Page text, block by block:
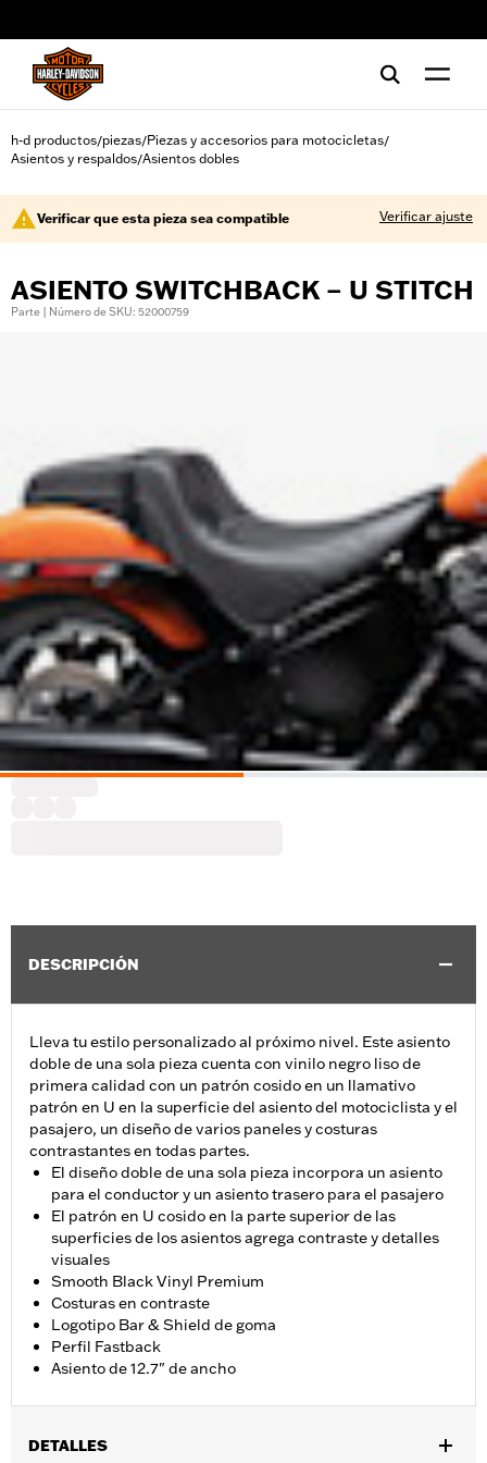
h-d productos/piezas/Piezas y accesorios para motocicletas/
Asientos y respaldos/Asientos dobles
Verificar que esta pieza sea compatible Verificar ajuste
ASIENTO SWITCHBACK – U STITCH
Parte | Número de SKU: 52000759
DESCRIPCIÓN
Lleva tu estilo personalizado al próximo nivel. Este asiento
doble de una sola pieza cuenta con vinilo negro liso de
primera calidad con un patrón cosido en un llamativo
patrón en U en la superficie del asiento del motociclista y el
pasajero, un diseño de varios paneles y costuras
contrastantes en todas partes.
El diseño doble de una sola pieza incorpora un asiento
para el conductor y un asiento trasero para el pasajero
El patrón en U cosido en la parte superior de las
superficies de los asientos agrega contraste y detalles
visuales
Smooth Black Vinyl Premium
Costuras en contraste
Logotipo Bar & Shield de goma
Perfil Fastback
Asiento de 12.7" de ancho
DETALLES